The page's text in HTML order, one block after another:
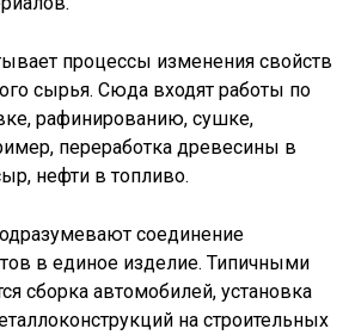
процессы изменения свойств
сырья. Сюда входят работы по
рафинированию, сушке,
переработка древесины в
нефти в топливо.
соединение
в единое изделие. Типичными
сборка автомобилей, установка
на строительных